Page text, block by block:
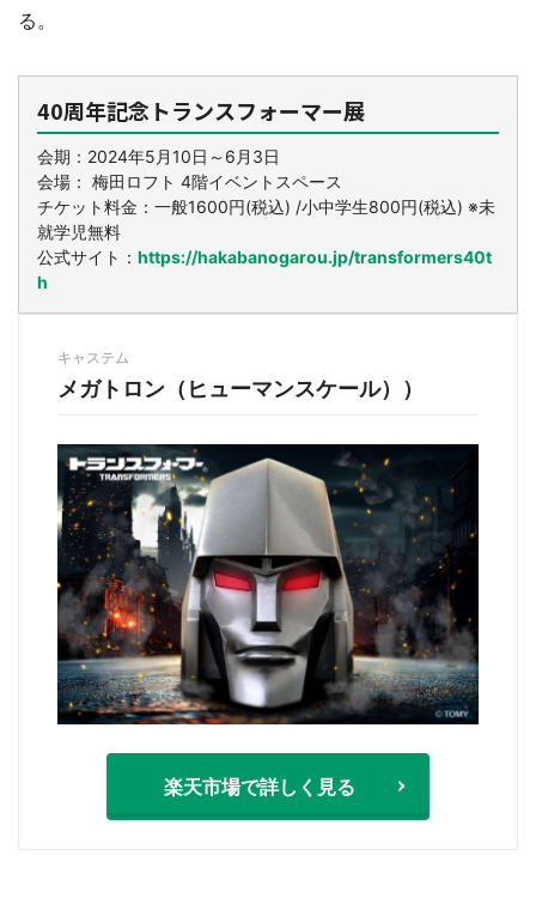
都道府選択
る。
40周年記念トランスフォーマー展
会期：2024年5月10日～6月3日
会場： 梅田ロフト 4階イベントスペース
チケット料金：一般1600円(税込) /小中学生800円(税込) ※未
就学児無料
公式サイト： https://hakabanogarou.jp/transformers40t
h
キャステム
メガトロン（ヒューマンスケール））
楽天市場で詳しく見る